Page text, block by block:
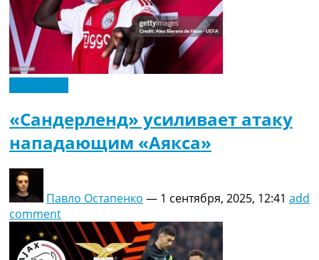
«Сандерленд» усиливает атаку
нападающим «Аякса»
Павло Остапенко — 1 сентября, 2025, 12:41 add
comment